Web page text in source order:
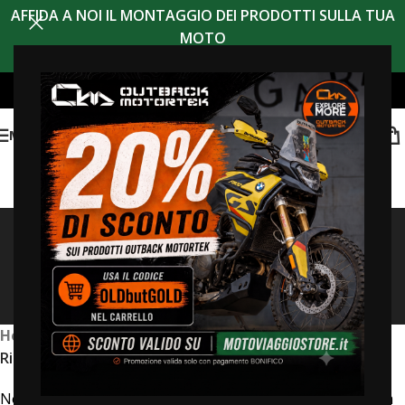
AFFIDA A NOI IL MONTAGGIO DEI PRODOTTI SULLA TUA
MOTO
MENU
Risultati della ricerca:
“JourneyMan CF Moto
800 MT”
Home Negozio/
Risultati di ricerca per “JourneyMan CF Moto 800 MT”
Non è stato trovato nessun prodotto che corrisponde alla